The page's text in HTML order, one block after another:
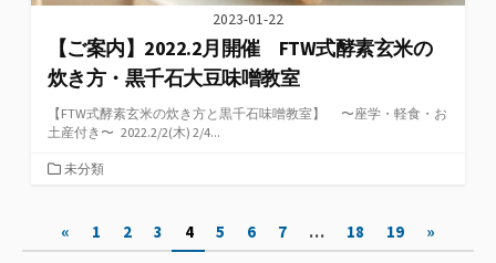
2023-01-22
【ご案内】2022.2月開催 FTW式酵素玄米の
炊き方・黒千石大豆味噌教室
【FTW式酵素玄米の炊き方と黒千石味噌教室】 〜座学・軽食・お
土産付き〜 2022.2/2(木) 2/4...
カ
リ
ー
未分類
« 1 2 3 4 5 6 7 … 18 19 »